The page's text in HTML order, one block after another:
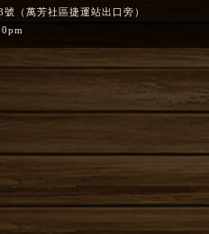
（萬芳社區捷運站出口旁）